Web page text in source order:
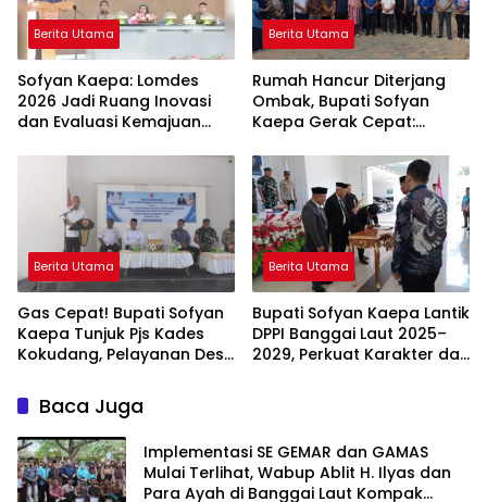
Berita Utama
Sofyan Kaepa: Lomdes
2026 Jadi Ruang Inovasi
dan Evaluasi Kemajuan
Berita Utama
Rumah Hancur Diterjang
Ombak, Bupati Sofyan
Kaepa Gerak Cepat:
Diserahkan!
Berita Utama
Gas Cepat! Bupati Sofyan
Kaepa Tunjuk Pjs Kades
Kokudang, Pelayanan Desa
Berita Utama
Bupati Sofyan Kaepa Lantik
DPPI Banggai Laut 2025–
2029, Perkuat Karakter dan
Baca Juga
Implementasi SE GEMAR dan GAMAS
Mulai Terlihat, Wabup Ablit H. Ilyas dan
Para Ayah di Banggai Laut Kompak